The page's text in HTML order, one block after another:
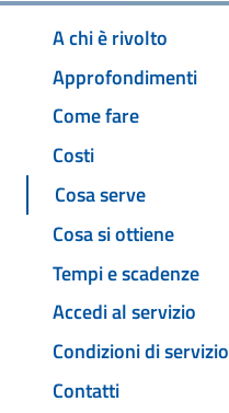
A chi è rivolto
Approfondimenti
Come fare
Costi
Cosa serve
Cosa si ottiene
Tempi e scadenze
Accedi al servizio
Condizioni di servizio
Contatti